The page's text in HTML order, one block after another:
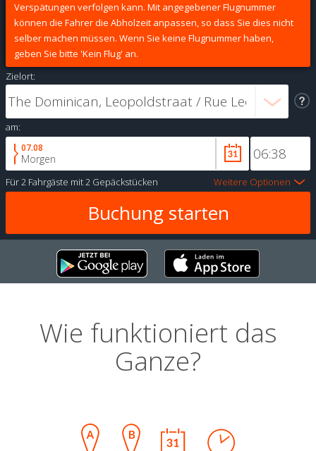
Verspätungen verfolgen kann. Mit angegebener Flugnummer
können die Fahrer die Abholzeit anpassen, so dass Sie dies nicht
selber machen müssen. Wenn Sie keine Flugnummer haben,
geben Sie bitte 'Kein Flug' an.
Zielort:
am:
07.08
Morgen
Für2 Fahrgäste mit2 Gepäckstücken Weitere Optionen
Wie funktioniert das
Ganze?